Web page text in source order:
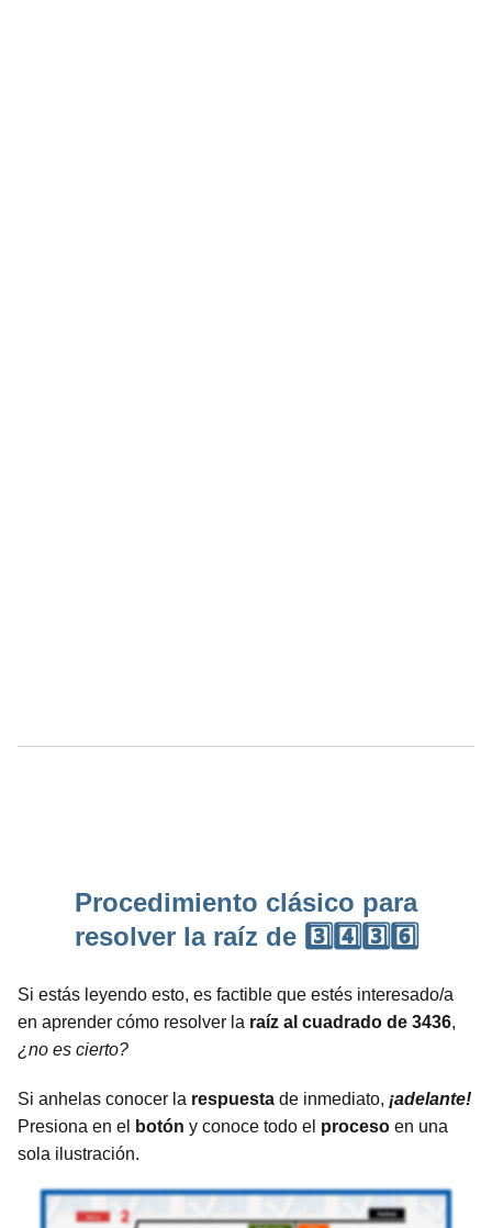
Procedimiento clásico para
resolver la raíz de 3️⃣4️⃣3️⃣6️⃣
Si estás leyendo esto, es factible que estés interesado/a
en aprender cómo resolver la raíz al cuadrado de 3436,
¿no es cierto?
Si anhelas conocer la respuesta de inmediato, ¡adelante!
Presiona en el
botón y conoce todo el proceso en una
sola ilustración.